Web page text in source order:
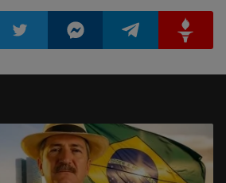
no
Twitter
no
Messenger
no
Telegram
no
Gettr